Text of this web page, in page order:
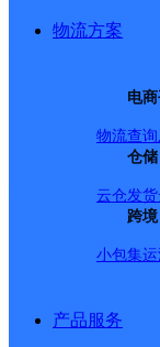
物流方案
电
物流查
仓储
云仓发货
跨境
小包集运
产品服务
内(91) 圆通速递(39)
速尔
厦门D4
速尔快
号